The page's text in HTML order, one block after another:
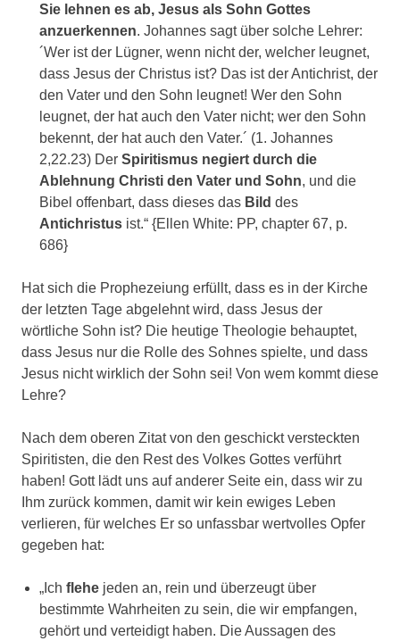
Sie lehnen es ab, Jesus als Sohn Gottes
anzuerkennen. Johannes sagt über solche Lehrer:
´Wer ist der Lügner, wenn nicht der, welcher leugnet,
dass Jesus der Christus ist? Das ist der Antichrist, der
den Vater und den Sohn leugnet! Wer den Sohn
leugnet, der hat auch den Vater nicht; wer den Sohn
bekennt, der hat auch den Vater.´ (1. Johannes
2,22.23) Der Spiritismus negiert durch die
Ablehnung Christi den Vater und Sohn, und die
Bibel offenbart, dass dieses das Bild des
Antichristus ist.“ {Ellen White: PP, chapter 67, p.
686}
Hat sich die Prophezeiung erfüllt, dass es in der Kirche
der letzten Tage abgelehnt wird, dass Jesus der
wörtliche Sohn ist? Die heutige Theologie behauptet,
dass Jesus nur die Rolle des Sohnes spielte, und dass
Jesus nicht wirklich der Sohn sei! Von wem kommt diese
Lehre?
Nach dem oberen Zitat von den geschickt versteckten
Spiritisten, die den Rest des Volkes Gottes verführt
haben! Gott lädt uns auf anderer Seite ein, dass wir zu
Ihm zurück kommen, damit wir kein ewiges Leben
verlieren, für welches Er so unfassbar wertvolles Opfer
gegeben hat:
„Ich flehe jeden an, rein und überzeugt über
bestimmte Wahrheiten zu sein, die wir empfangen,
gehört und verteidigt haben. Die Aussagen des